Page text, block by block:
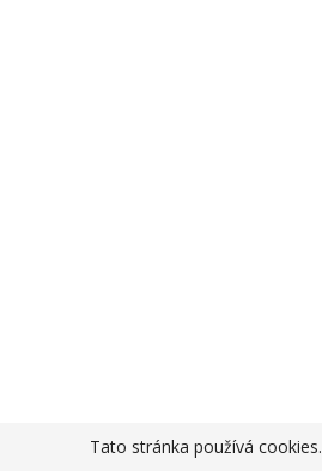
Tato stránka používá cookies.